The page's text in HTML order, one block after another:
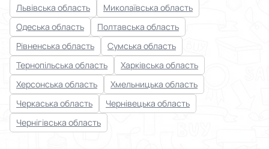
Львівська область
Миколаївська область
Одеська область
Полтавська область
Рівненська область
Сумська область
Тернопільська область
Харківська область
Херсонська область
Хмельницька область
Черкаська область
Чернівецька область
Чернігівська область